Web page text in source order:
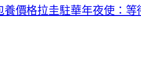
養價格拉圭駐華年夜使：